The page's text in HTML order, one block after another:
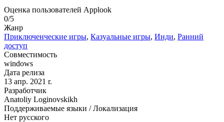
Оценка пользователей Applook
0/5
Жанр
Приключенческие игры, Казуальные игры, Инди, Ранний
доступ
Совместимость
windows
Дата релиза
13 апр. 2021 r.
Разработчик
Anatoliy Loginovskikh
Поддерживаемые языки / Локализация
Нет русского